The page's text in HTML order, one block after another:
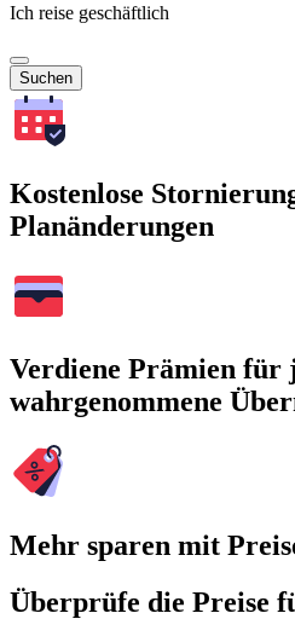
Ich reise geschäftlich
Suchen
Kostenlose
Planänderungen
Verdiene Prämien für
wahrgenommene
Mehr sparen mit
Überprüfe die Preise